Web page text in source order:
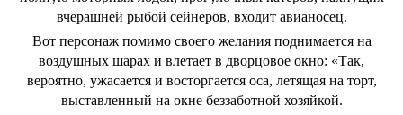
вчерашней рыбой сейнеров, входит авианосец.
Вот персонаж помимо своего желания поднимается на
воздушных шарах и влетает в дворцовое окно: «Так,
вероятно, ужасается и восторгается оса, летящая на торт,
выставленный на окне беззаботной хозяйкой.